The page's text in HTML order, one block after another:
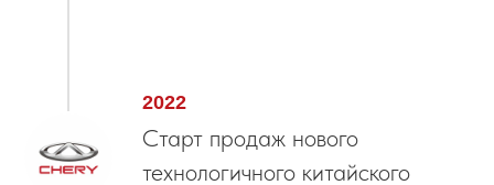
2022
Старт продаж нового
технологичного китайского